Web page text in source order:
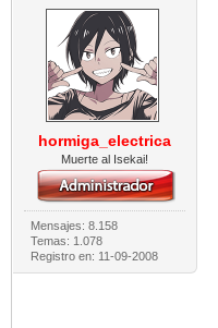
hormiga_electrica
Muerte al Isekai!
Mensajes: 8.158
Temas: 1.078
Registro en: 11-09-2008